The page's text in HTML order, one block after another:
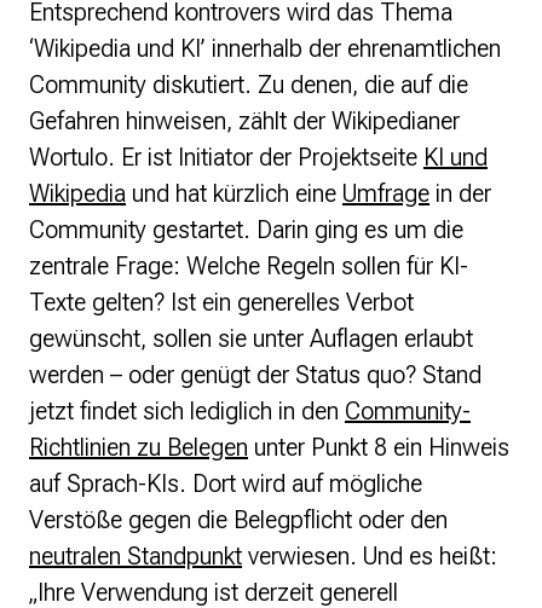
Entsprechend kontrovers wird das Thema
‘Wikipedia und KI’ innerhalb der ehrenamtlichen
Community diskutiert. Zu denen, die auf die
Gefahren hinweisen, zählt der Wikipedianer
Wortulo. Er ist Initiator der Projektseite KI und
Wikipedia und hat kürzlich eine Umfrage in der
Community gestartet. Darin ging es um die
zentrale Frage: Welche Regeln sollen für KI-
Texte gelten? Ist ein generelles Verbot
gewünscht, sollen sie unter Auflagen erlaubt
werden – oder genügt der Status quo? Stand
jetzt findet sich lediglich in den Community-
Richtlinien zu Belegen unter Punkt 8 ein Hinweis
auf Sprach-KIs. Dort wird auf mögliche
Verstöße gegen die Belegpflicht oder den
neutralen Standpunkt verwiesen. Und es heißt:
„Ihre Verwendung ist derzeit generell